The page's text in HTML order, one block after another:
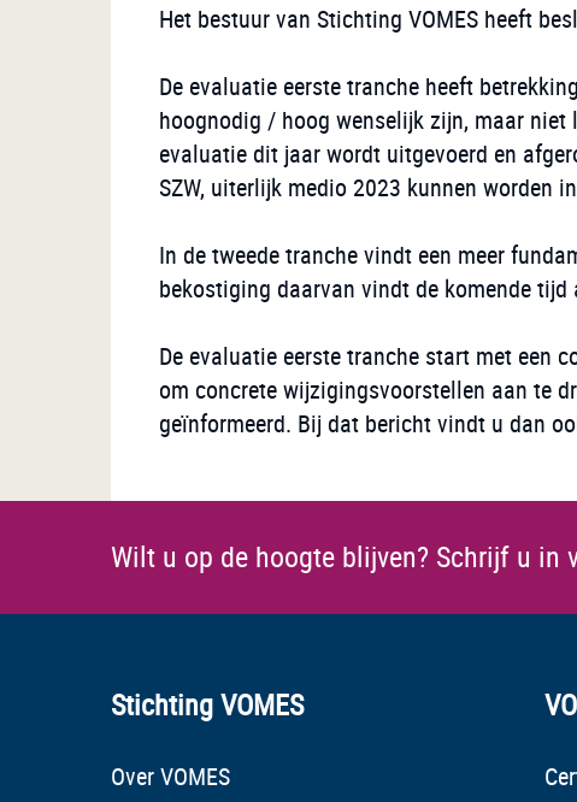
Het bestuur van Stichting VOMES heeft
De evaluatie eerste tranche heeft
hoognodig / hoog wenselijk zijn, maar
evaluatie dit jaar wordt uitgevoerd en
SZW, uiterlijk medio 2023 kunnen worden
In de tweede tranche vindt een meer
bekostiging daarvan vindt de komende
De evaluatie eerste tranche start met een
om concrete wijzigingsvoorstellen aan te
geïnformeerd. Bij dat bericht vindt u dan
Wilt u op de hoogte blijven? Schrijf u in
Stichting VOMES
Over VOMES